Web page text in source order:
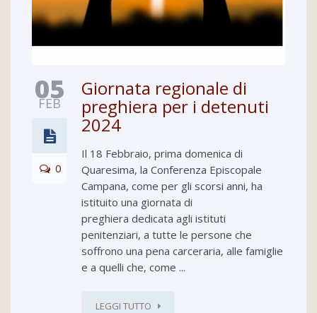
05
FEB
0
Giornata regionale di
preghiera per i detenuti
2024
Il 18 Febbraio, prima domenica di
Quaresima, la Conferenza Episcopale
Campana, come per gli scorsi anni, ha
istituito una giornata di
preghiera dedicata agli istituti
penitenziari, a tutte le persone che
soffrono una pena carceraria, alle famiglie
e a quelli che, come ...
LEGGI TUTTO